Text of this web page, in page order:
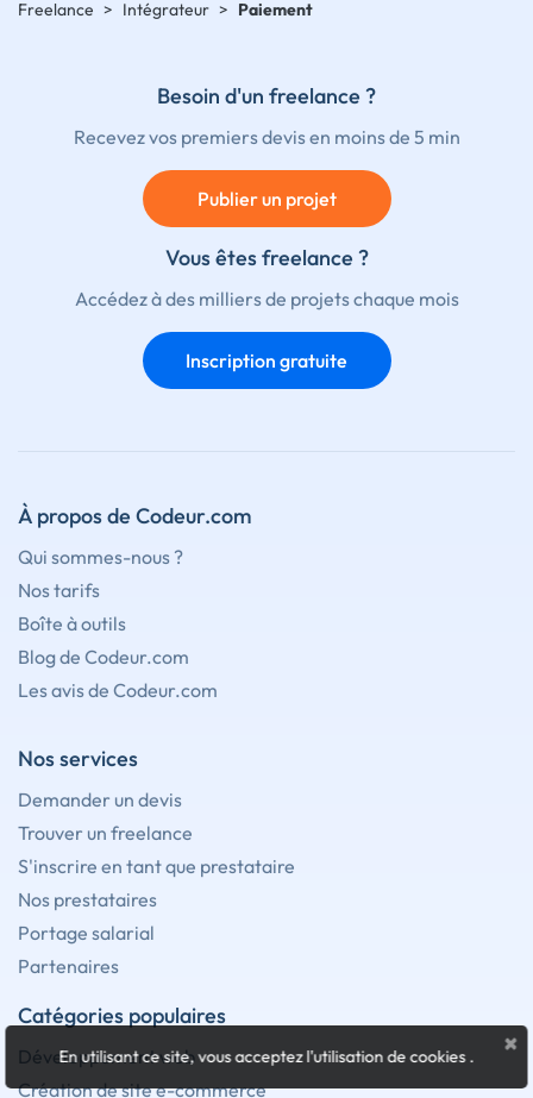
Freelance > Intégrateur > Paiement
Besoin d'un freelance ?
Recevez vos premiers devis en moins de 5 min
Publier un projet
Vous êtes freelance ?
Accédez à des milliers de projets chaque mois
Inscription gratuite
À propos de Codeur.com
Qui sommes-nous ?
Nos tarifs
Boîte à outils
Blog de Codeur.com
Les avis de Codeur.com
Nos services
Demander un devis
Trouver un freelance
S'inscrire en tant que prestataire
Nos prestataires
Portage salarial
Partenaires
Catégories populaires
Développement web
Création de site e-commerce
×
En utilisant ce site, vous acceptez l'utilisation de cookies.